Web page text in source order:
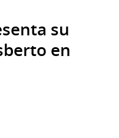
su
en